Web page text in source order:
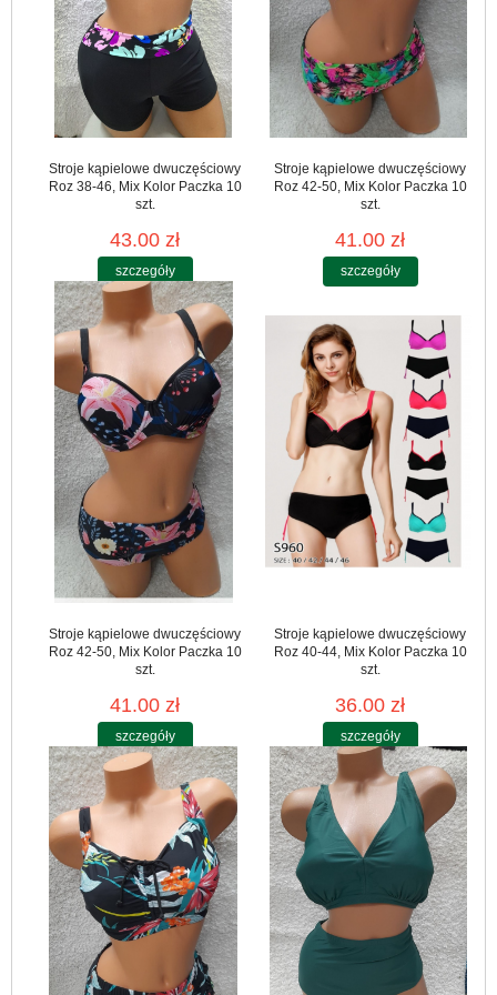
Stroje kąpielowe dwuczęściowy
Roz 38-46, Mix Kolor Paczka 10
szt.
43.00 zł
szczegóły
Stroje kąpielowe dwuczęściowy
Roz 42-50, Mix Kolor Paczka 10
szt.
41.00 zł
szczegóły
Stroje kąpielowe dwuczęściowy
Roz 42-50, Mix Kolor Paczka 10
szt.
41.00 zł
szczegóły
Stroje kąpielowe dwuczęściowy
Roz 40-44, Mix Kolor Paczka 10
szt.
36.00 zł
szczegóły